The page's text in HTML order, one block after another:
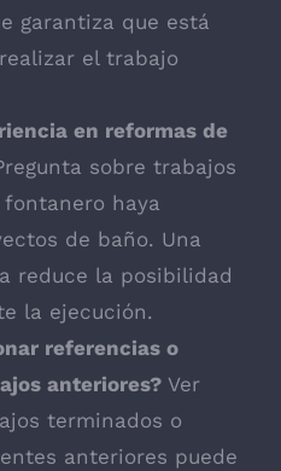
garantiza que está
el trabajo
en reformas de
sobre trabajos
haya
de baño. Una
reduce la posibilidad
la ejecución.
referencias o
anteriores? Ver
terminados o
anteriores puede